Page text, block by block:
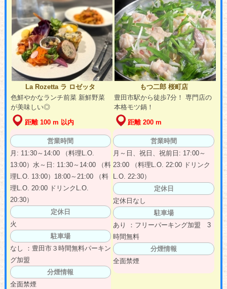
La Rozetta ラ ロゼッタ
色鮮やかなランチ前菜 新鮮野菜
が美味しい◎
距離 100 m 以内
営業時間
月: 11:30～14:00 （料理L.O.
13:00）水～日: 11:30～14:00 （料
理L.O. 13:00）18:00～21:00 （料
理L.O. 20:00 ドリンクL.O.
20:30）
定休日
火
駐車場
なし ：豊田市３時間無料パーキン
グ加盟
分煙情報
全面禁煙
もつ二郎 桜町店
豊田市駅から徒歩7分！ 専門店の
本格モツ鍋！
距離 200 m
営業時間
月～日、祝日、祝前日: 17:00～
23:00 （料理L.O. 22:00 ドリンク
L.O. 22:30）
定休日
定休日なし
駐車場
あり ：フリーパーキング加盟 3
時間無料
分煙情報
全面禁煙